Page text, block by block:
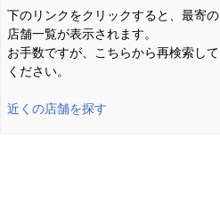
下のリンクをクリックすると、最寄の
店舗一覧が表示されます。
お手数ですが、こちらから再検索して
ください。
近くの店舗を探す